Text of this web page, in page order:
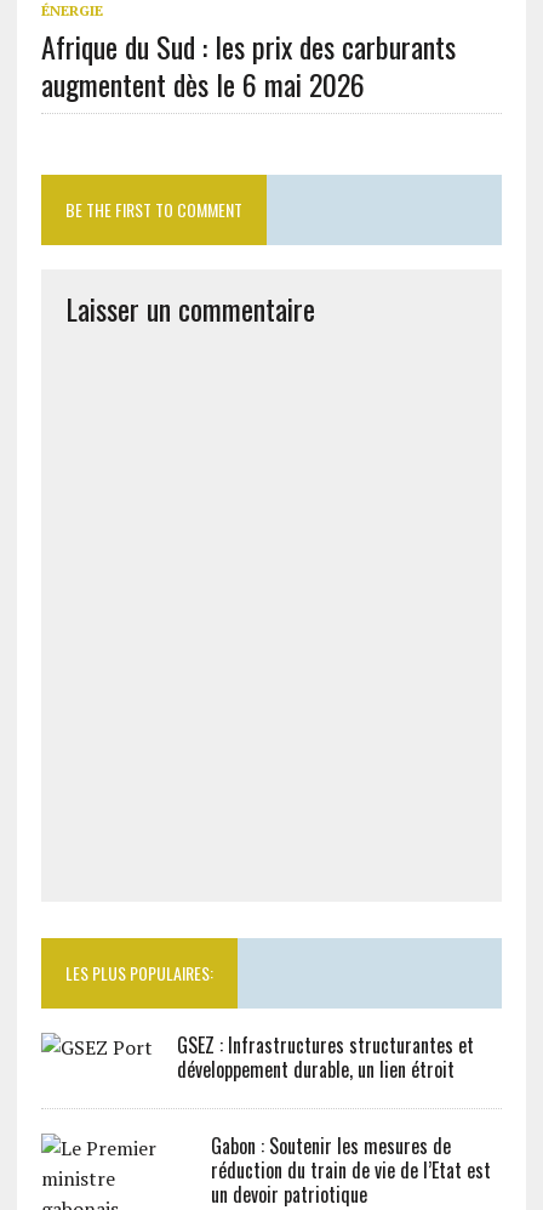
ÉNERGIE
Afrique du Sud : les prix des carburants
augmentent dès le 6 mai 2026
BE THE FIRST TO COMMENT
Laisser un commentaire
LES PLUS POPULAIRES:
GSEZ : Infrastructures structurantes et
développement durable, un lien étroit
Gabon : Soutenir les mesures de
réduction du train de vie de l’Etat est
un devoir patriotique